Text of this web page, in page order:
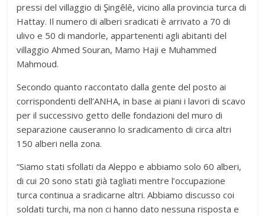
pressi del villaggio di Şingêlê, vicino alla provincia turca di
Hattay. Il numero di alberi sradicati è arrivato a 70 di
ulivo e 50 di mandorle, appartenenti agli abitanti del
villaggio Ahmed Souran, Mamo Haji e Muhammed
Mahmoud.
Secondo quanto raccontato dalla gente del posto ai
corrispondenti dell’ANHA, in base ai piani i lavori di scavo
per il successivo getto delle fondazioni del muro di
separazione causeranno lo sradicamento di circa altri
150 alberi nella zona.
“Siamo stati sfollati da Aleppo e abbiamo solo 60 alberi,
di cui 20 sono stati già tagliati mentre l’occupazione
turca continua a sradicarne altri. Abbiamo discusso coi
soldati turchi, ma non ci hanno dato nessuna risposta e